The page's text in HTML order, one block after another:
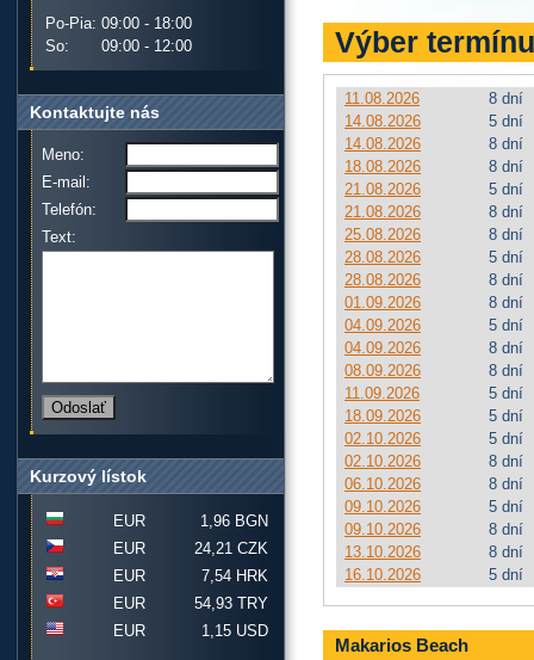
Výber termínu
11.08.2026
8 dní
14.08.2026
5 dní
14.08.2026
8 dní
18.08.2026
8 dní
21.08.2026
5 dní
21.08.2026
8 dní
25.08.2026
8 dní
28.08.2026
5 dní
28.08.2026
8 dní
01.09.2026
8 dní
04.09.2026
5 dní
04.09.2026
8 dní
08.09.2026
8 dní
11.09.2026
5 dní
18.09.2026
5 dní
02.10.2026
5 dní
02.10.2026
8 dní
06.10.2026
8 dní
09.10.2026
5 dní
09.10.2026
8 dní
13.10.2026
8 dní
16.10.2026
5 dní
Makarios Beach
Po-Pia: 09:00 - 18:00
So:
09:00 - 12:00
Kontaktujte nás
Meno:
E-mail:
Telefón:
Text:
Kurzový lístok
EUR
1,96 BGN
EUR
24,21 CZK
EUR
7,54 HRK
EUR
54,93 TRY
EUR
1,15 USD